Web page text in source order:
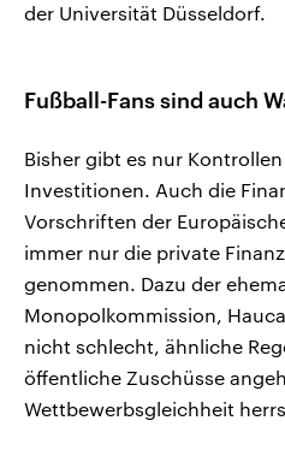
der Universität Düsseldorf.
Fußball-Fans sind auch
Bisher gibt es nur
Investitionen. Auch die
Vorschriften der
immer nur die private
genommen. Dazu der
Monopolkommission,
nicht schlecht, ähnliche
öffentliche Zuschüsse
Wettbewerbsgleichheit